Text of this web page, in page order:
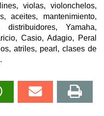
violas, violonchelos,
aceites, mantenimiento,
Yamaha,
Casio, Adagio, Peral
atriles, pearl, clases de